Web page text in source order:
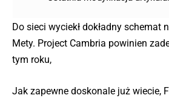
Do sieci wyciekł dokładny schemat
Mety. Project Cambria powinien
tym roku,
Jak zapewne doskonale już wiecie,